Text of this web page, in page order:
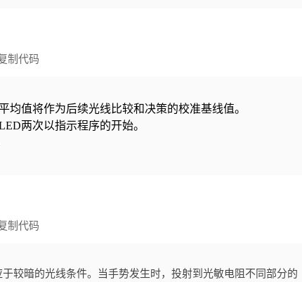
制代码
值将作为后续光线比较和决策的校准基线值。
两次以指示程序的开始。
制代码
较暗的光线条件。当手势发生时，投射到光敏电阻不同部分的